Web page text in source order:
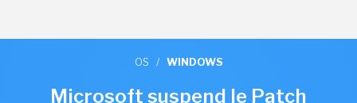
OS / WINDOWS
Microsoft suspend le Patch